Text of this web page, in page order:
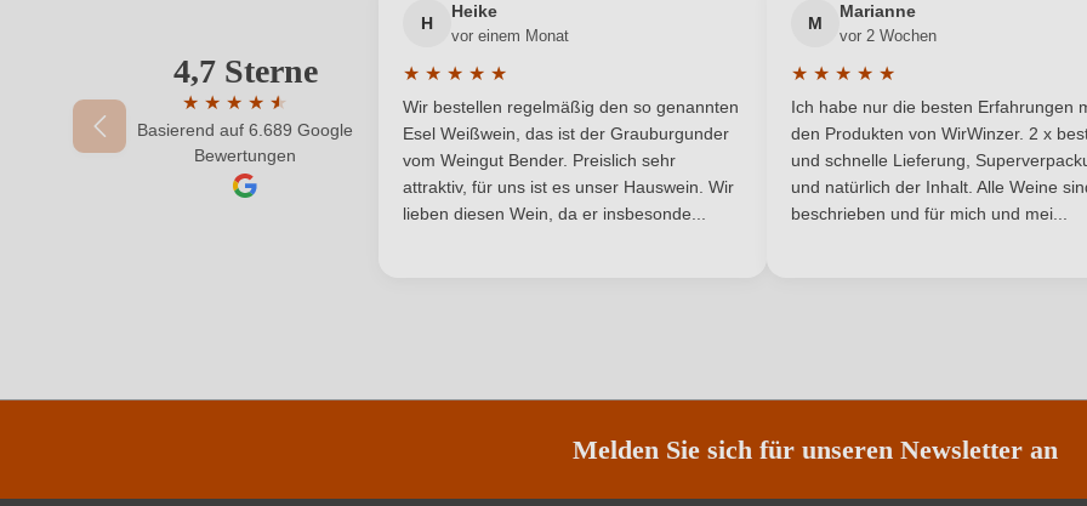
Geschmack Trocken Hersteller
Barco del Corneta SL, C. Carreventosa 7, 47491 La Seca (Valladolid),
Spanien
Inhalt
4,7 Sterne
★ ★ ★ ★ ★
★
Durchschnittliche Bewertung von 4.7 von 5 Sternen
Basierend auf 6.689 Google
Bewertungen
H
Heike
vor einem Monat
★ ★ ★ ★ ★
Durchschnittliche Bewertung von 5 von 5 Sternen
Wir bestellen regelmäßig den so genannten
Esel Weißwein, das ist der Grauburgunder
vom Weingut Bender. Preislich sehr
attraktiv, für uns ist es unser Hauswein. Wir
lieben diesen Wein, da er insbesonde...
M
Marianne
vor 2 Wochen
★ ★ ★ ★ ★
Durchschnittliche Bewertung von
Ich habe nur die besten Erfahrungen
den Produkten von WirWinzer. 2 x
und schnelle Lieferung,
und natürlich der Inhalt. Alle Weine
beschrieben und für mich und mei...
Melden Sie sich für unseren Newsletter an